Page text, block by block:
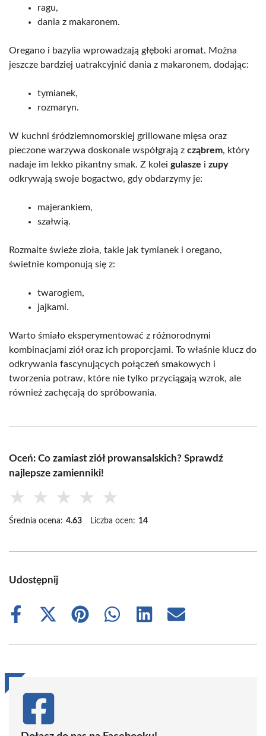
ragu,
dania z makaronem.
Oregano i bazylia wprowadzają głęboki aromat. Można
jeszcze bardziej uatrakcyjnić dania z makaronem, dodając:
tymianek,
rozmaryn.
W kuchni śródziemnomorskiej grillowane mięsa oraz
pieczone warzywa doskonale współgrają z cząbrem, który
nadaje im lekko pikantny smak. Z kolei gulasze i zupy
odkrywają swoje bogactwo, gdy obdarzymy je:
majerankiem,
szałwią.
Rozmaite świeże zioła, takie jak tymianek i oregano,
świetnie komponują się z:
twarogiem,
jajkami.
Warto śmiało eksperymentować z różnorodnymi
kombinacjami ziół oraz ich proporcjami. To właśnie klucz do
odkrywania fascynujących połączeń smakowych i
tworzenia potraw, które nie tylko przyciągają wzrok, ale
również zachęcają do spróbowania.
Oceń: Co zamiast ziół prowansalskich? Sprawdź
najlepsze zamienniki!
★ ★ ★ ★ ★
Średnia ocena: 4.63 Liczba ocen: 14
Udostępnij
Share
Share
(Twitter)
Share
Share
Share
Share